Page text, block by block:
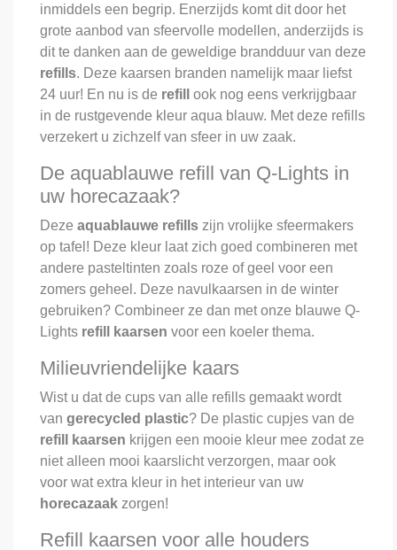
inmiddels een begrip. Enerzijds komt dit door het
grote aanbod van sfeervolle modellen, anderzijds is
dit te danken aan de geweldige brandduur van deze
refills. Deze kaarsen branden namelijk maar liefst
24 uur! En nu is de refill
ook nog eens verkrijgbaar
in de rustgevende kleur aqua blauw. Met deze refills
verzekert u zichzelf van sfeer in uw zaak.
De aquablauwe refill van Q-Lights in
uw horecazaak?
Deze aquablauwe refills zijn vrolijke sfeermakers
op tafel! Deze kleur laat zich goed combineren met
andere pasteltinten zoals roze of geel voor een
zomers geheel. Deze navulkaarsen in de winter
gebruiken? Combineer ze dan met onze blauwe Q-
Lights refill kaarsen voor een koeler thema.
Milieuvriendelijke kaars
Wist u dat de cups van alle refills gemaakt wordt
van gerecycled plastic? De plastic cupjes van de
refill kaarsen krijgen een mooie kleur mee zodat ze
niet alleen mooi kaarslicht verzorgen, maar ook
voor wat extra kleur in het interieur van uw
horecazaak zorgen!
Refill kaarsen voor alle houders